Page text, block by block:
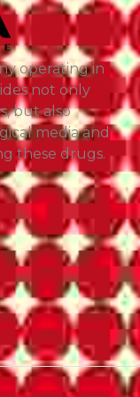
operating in
not only
but also
media and
these drugs.